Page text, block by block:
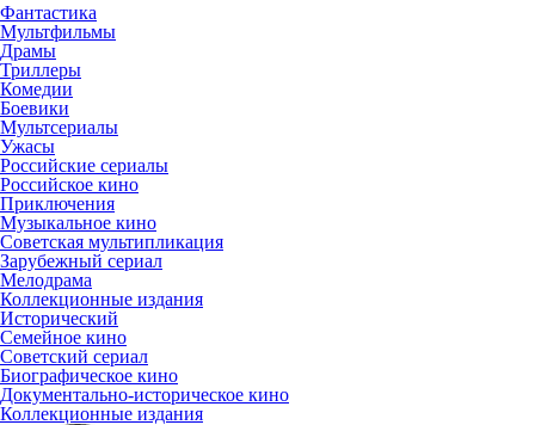
Фантастика
Мультфильмы
Драмы
Триллеры
Комедии
Боевики
Мультсериалы
Ужасы
Российские сериалы
Российское кино
Приключения
Музыкальное кино
Советская мультипликация
Зарубежный сериал
Мелодрама
Коллекционные издания
Исторический
Семейное кино
Советский сериал
Биографическое кино
Документально-историческое кино
Коллекционные издания